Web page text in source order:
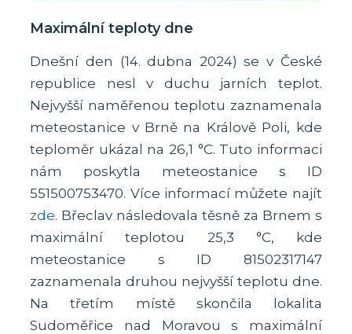
Maximální teploty dne
Dnešní den (14. dubna 2024) se v České
republice nesl v duchu jarních teplot.
Nejvyšší naměřenou teplotu zaznamenala
meteostanice v Brně na Králově Poli, kde
teploměr ukázal na 26,1 °C. Tuto informaci
nám poskytla meteostanice s ID
551500753470. Více informací můžete najít
zde. Břeclav následovala těsně za Brnem s
maximální teplotou 25,3 °C, kde
meteostanice s ID 81502317147
zaznamenala druhou nejvyšší teplotu dne.
Na třetím místě skončila lokalita
Sudoměřice nad Moravou s maximální